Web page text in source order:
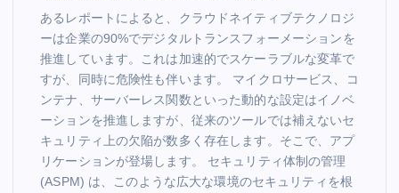
あるレポートによると、クラウドネイティブテクノロジ
ーは企業の90%でデジタルトランスフォーメーションを
推進しています。これは加速的でスケーラブルな変革で
すが、同時に危険性も伴います。 マイクロサービス、コ
ンテナ、サーバーレス関数といった動的な設定はイノベ
ーションを推進しますが、従来のツールでは補えないセ
キュリティ上の欠陥が数多く存在します。そこで、アプ
リケーションが登場します。 セキュリティ体制の管理
(ASPM) は、このような広大な環境のセキュリティを根